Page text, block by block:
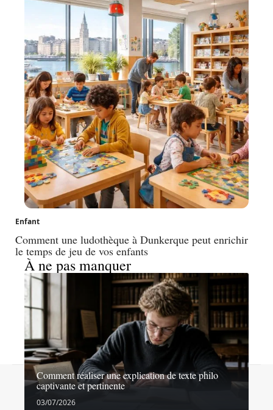
Enfant
Comment une ludothèque à Dunkerque peut enrichir
le temps de jeu de vos enfants
À ne pas manquer
Comment réaliser une explication de texte philo
captivante et pertinente
03/07/2026
Contact Mentions légales Sitemap